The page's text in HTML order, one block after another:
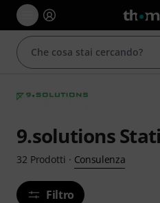
9.solutions
32 Prodotti · Consulenza
Filtro